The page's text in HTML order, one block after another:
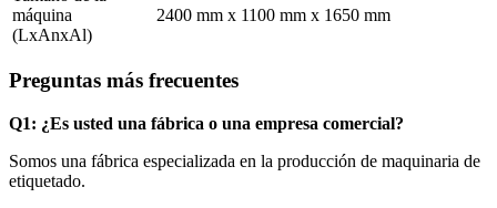
máquina
(LxAnxAl)
2400 mm x 1100 mm x 1650 mm
Preguntas más frecuentes
Q1: ¿Es usted una fábrica o una empresa comercial?
Somos una fábrica especializada en la producción de maquinaria de
etiquetado.